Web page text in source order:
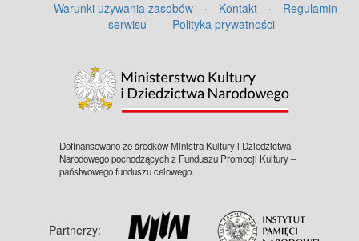
Warunki używania zasobów
· Kontakt ·
Regulamin
serwisu
· Polityka prywatności
Dofinansowano ze środków Ministra Kultury i Dziedzictwa
Narodowego pochodzących z Funduszu Promocji Kultury –
państwowego funduszu celowego.
Partnerzy: